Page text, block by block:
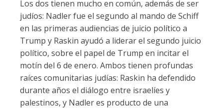
Los dos tienen mucho en común, además de ser
judíos: Nadler fue el segundo al mando de Schiff
en las primeras audiencias de juicio político a
Trump y Raskin ayudó a liderar el segundo juicio
político, sobre el papel de Trump en incitar el
motín del 6 de enero. Ambos tienen profundas
raíces comunitarias judías: Raskin ha defendido
durante años el diálogo entre israelíes y
palestinos, y Nadler es producto de una